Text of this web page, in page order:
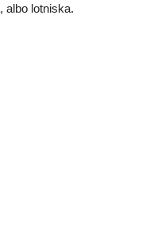
albo lotniska.